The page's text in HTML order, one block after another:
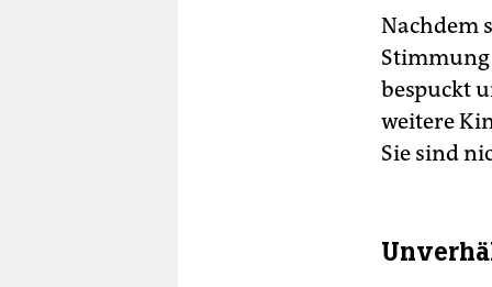
Nachdem
Stimmung
bespuckt
weitere
Sie sind